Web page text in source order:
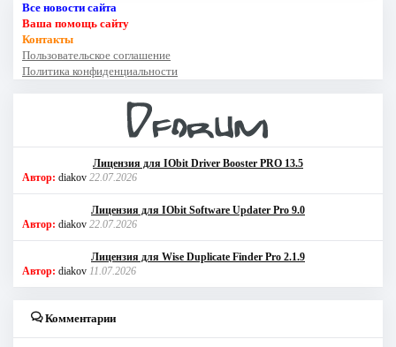
Все новости сайта
Ваша помощь сайту
Контакты
Пользовательское соглашение
Политика конфиденциальности
Лицензия для IObit Driver Booster PRO 13.5
Автор: diakov 22.07.2026
Лицензия для IObit Software Updater Pro 9.0
Автор: diakov 22.07.2026
Лицензия для Wise Duplicate Finder Pro 2.1.9
Автор: diakov 11.07.2026
Комментарии